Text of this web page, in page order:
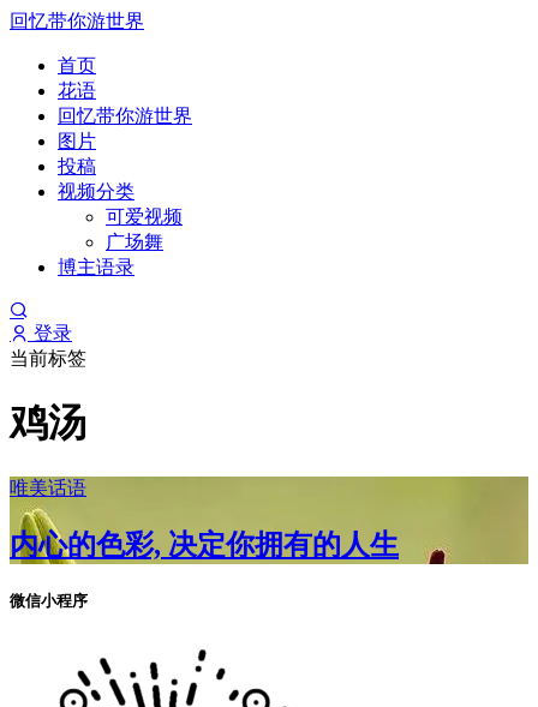
回忆带你游世界
首页
花语
回忆带你游世界
图片
投稿
视频分类
可爱视频
广场舞
博主语录
登录
当前标签
鸡汤
唯美话语
内心的色彩, 决定你拥有的人生
微信小程序